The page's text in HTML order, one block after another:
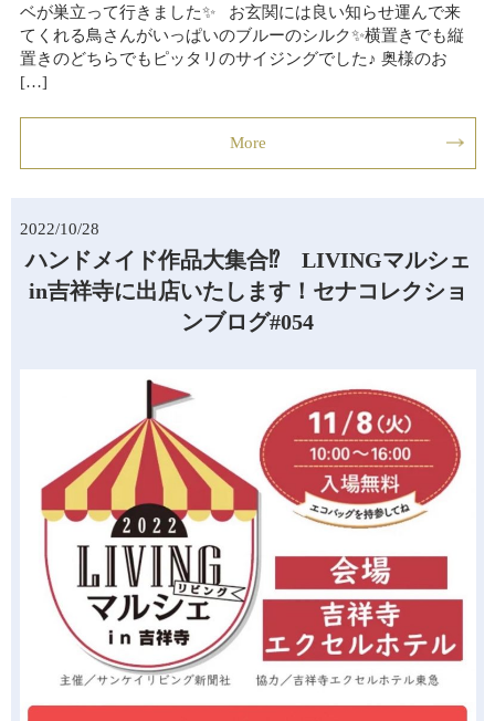
ベが巣立って行きました✨ お玄関には良い知らせ運んで来
てくれる鳥さんがいっぱいのブルーのシルク✨横置きでも縦
置きのどちらでもピッタリのサイジングでした♪ 奥様のお
[…]
More
2022/10/28
ハンドメイド作品大集合⁉ LIVINGマルシェ
in吉祥寺に出店いたします！セナコレクショ
ンブログ#054